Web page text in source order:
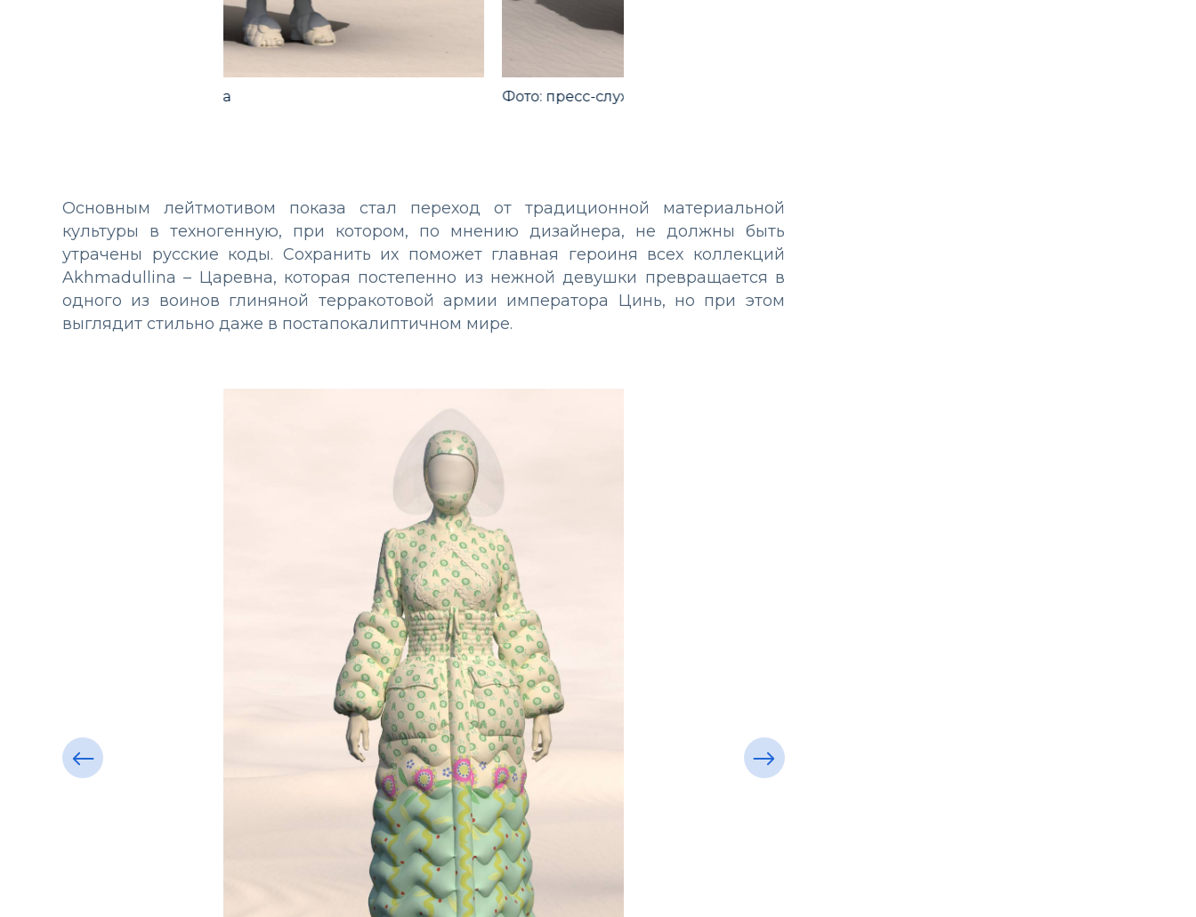
Фото: пресс-служба Фото: пресс-служба
Основным лейтмотивом показа стал переход от традиционной материальной
культуры в техногенную, при котором, по мнению дизайнера, не должны быть
утрачены русские коды. Сохранить их поможет главная героиня всех коллекций
Akhmadullina – Царевна, которая постепенно из нежной девушки превращается в
одного из воинов глиняной терракотовой армии императора Цинь, но при этом
выглядит стильно даже в постапокалиптичном мире.